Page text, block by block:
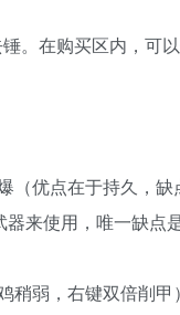
在购买区内，可以
优点在于持久，
来使用，唯一缺点
弱，右键双倍削